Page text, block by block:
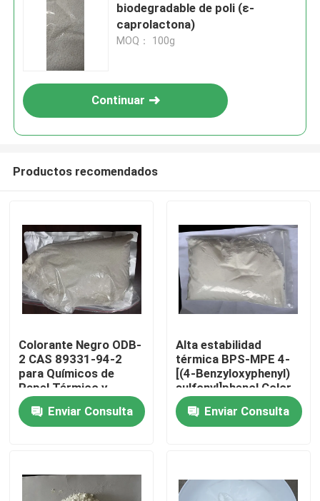
Hogar
Vídeos
biodegradable de poli (ε-
caprolactona)
MOQ： 100g
Continuar
Productos recomendados
Colorante Negro ODB-
2 CAS 89331-94-2
para Químicos de
Papel Térmico y
Materiales de
GrabaciónEnviar Consulta
Alta estabilidad
térmica BPS-MPE 4-
[(4-Benzyloxyphenyl)
sulfonyl]phenol Color
Developer exhibe una
excelente resistencia
al calor, por lo que es
alta temperatura
Enviar Consulta